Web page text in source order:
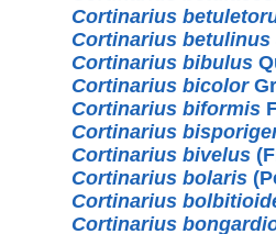
Cortinarius
Cortinarius betulinus
Cortinarius bibulus
Cortinarius bicolor
Cortinarius biformis
Cortinarius
Cortinarius bivelus
Cortinarius bolaris
Cortinarius
Cortinarius